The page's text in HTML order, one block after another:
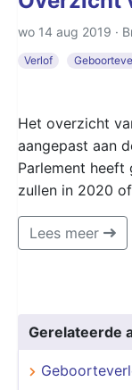
wo 14 aug 2019 ·
Verlof
Het overzicht
aangepast aan
Parlement heeft
zullen in 2020
Lees meer
Gerelateerde